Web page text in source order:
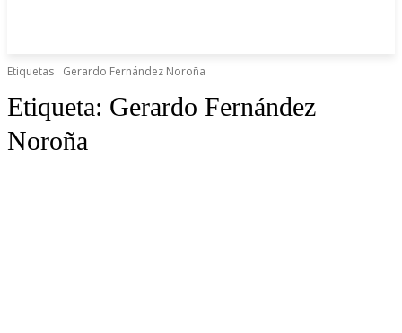
Etiquetas Gerardo Fernández Noroña
Etiqueta: Gerardo Fernández
Noroña